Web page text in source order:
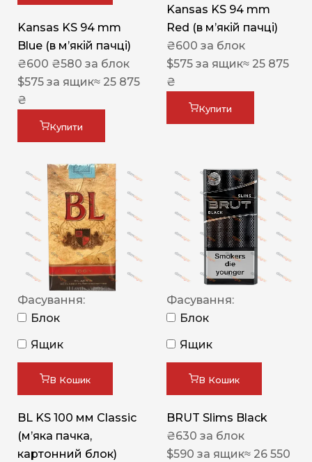
Kansas KS 94 mm
Blue (в мʼякій пачці)
₴600 ₴580 за блок
$575 за ящик≈ 25 875
₴
Купити
Kansas KS 94 mm
Red (в мʼякій пачці)
₴600 за блок
$575 за ящик≈ 25 875
₴
Купити
Фасування:
Блок
Ящик
В Кошик
BL KS 100 мм Classic
(м’яка пачка,
картонний блок)
Фасування:
Блок
Ящик
В Кошик
BRUT Slims Black
₴630 за блок
$590 за ящик≈ 26 550